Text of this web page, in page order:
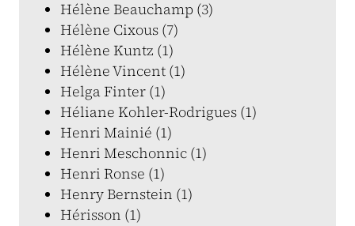
Hélène Beauchamp (3)
Hélène Cixous (7)
Hélène Kuntz (1)
Hélène Vincent (1)
Helga Finter (1)
Héliane Kohler-Rodrigues (1)
Henri Mainié (1)
Henri Meschonnic (1)
Henri Ronse (1)
Henry Bernstein (1)
Hérisson (1)